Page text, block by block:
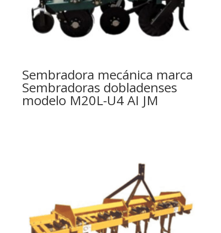
Sembradora mecánica marca
Sembradoras dobladenses
modelo M20L-U4 AI JM